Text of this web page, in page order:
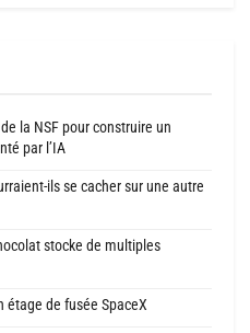
la NSF pour construire un
par l’IA
ils se cacher sur une autre
stocke de multiples
étage de fusée SpaceX